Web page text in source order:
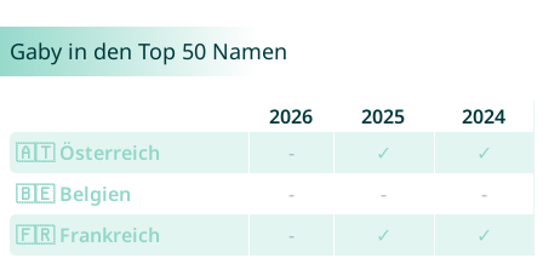
Gaby in den Top 50 Namen
2026 2025
2024
🇦🇹 Österreich
- ✓
✓
🇧🇪 Belgien
- -
-
🇫🇷 Frankreich
- ✓ ✓